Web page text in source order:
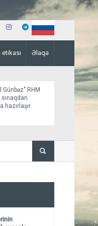
etikası Əlaqə
Günbəz" RHM
hazırlaşır
“Sülh sənədinin